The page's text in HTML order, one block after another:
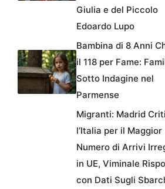
Giulia e del Piccolo
Edoardo Lupo
Bambina di 8 Anni
il 118 per Fame:
Sotto Indagine nel
Parmense
Migranti: Madrid
l’Italia per il Maggior
Numero di Arrivi
in UE, Viminale
con Dati Sugli